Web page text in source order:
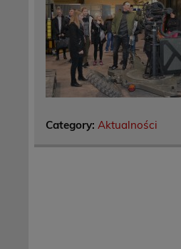
Category: Aktualności